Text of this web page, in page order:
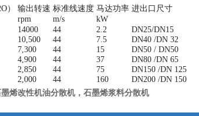
） 输出转速 标准线速度 马达功率 进出口尺寸
rpm m/s
kW
14000 44 2.2
DN25/DN15
10,500 44 7.5
DN40 /DN 32
7,300 44 15
DN50 / DN50
4,900 44 37
DN80 /DN 65
2,850 44 75
DN150 /DN 125
2,000 44 160 DN200 /DN 150
烯改性机油分散机，石墨烯浆料分散机